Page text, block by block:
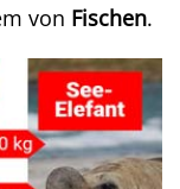
von Fischen.